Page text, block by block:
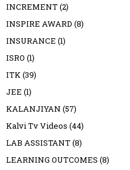
INCREMENT(2)
INSPIRE AWARD (8)
INSURANCE (1)
ISRO (1)
ITK(39)
JEE (1)
KALANJIYAN (57)
Kalvi Tv Videos (44)
LAB ASSISTANT(8)
LEARNING OUTCOMES (8)